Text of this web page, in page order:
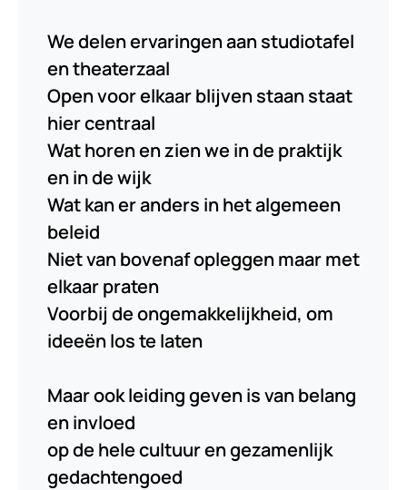
We delen ervaringen aan studiotafel
en theaterzaal
Open voor elkaar blijven staan staat
hier centraal
Wat horen en zien we in de praktijk
en in de wijk
Wat kan er anders in het algemeen
beleid
Niet van bovenaf opleggen maar met
elkaar praten
Voorbij de ongemakkelijkheid, om
ideeën los te laten
Maar ook leiding geven is van belang
en invloed
op de hele cultuur en gezamenlijk
gedachtengoed